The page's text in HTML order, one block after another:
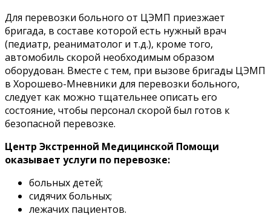
Для перевозки больного от ЦЭМП приезжает
бригада, в составе которой есть нужный врач
(педиатр, реаниматолог и т.д.), кроме того,
автомобиль скорой необходимым образом
оборудован. Вместе с тем, при вызове бригады ЦЭМП
в Хорошево-Мневники для перевозки больного,
следует как можно тщательнее описать его
состояние, чтобы персонал скорой был готов к
безопасной перевозке.
Центр Экстренной Медицинской Помощи
оказывает услуги по перевозке:
больных детей;
сидячих больных;
лежачих пациентов.